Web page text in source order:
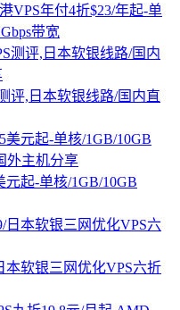
VPS年付4折$23/年起-单
带宽
评,日本软银线路/国内直
元起-单核/1GB/10GB
本软银三网优化VPS六折